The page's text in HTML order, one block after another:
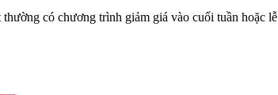
có chương trình giảm giá vào cuối tuần hoặc lễ